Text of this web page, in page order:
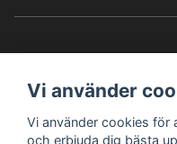
Instagram
Vi använder
Vi använder cookies för
och erbjuda dig bästa